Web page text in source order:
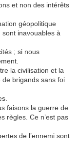
et non des intérêts
géopolitique
inavouables à
; si nous
la civilisation et la
de brigands sans foi
faisons la guerre de
règles. Ce n’est pas
de l’ennemi sont